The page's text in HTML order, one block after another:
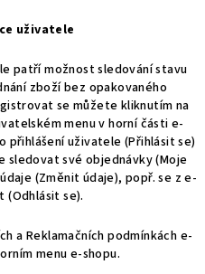
uživatele
patří možnost sledování stavu
zboží bez opakovaného
se můžete kliknutím na
menu v horní části e-
přihlášení uživatele (Přihlásit se)
sledovat své objednávky (Moje
(Změnit údaje), popř. se z e-
(Odhlásit se).
a Reklamačních podmínkách e-
menu e-shopu.